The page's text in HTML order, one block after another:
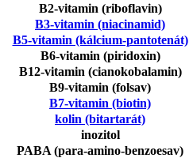
B2-vitamin (riboflavin)
B3-vitamin (niacinamid)
B5-vitamin (kálcium-pantotenát)
B6-vitamin (piridoxin)
B12-vitamin (cianokobalamin)
B9-vitamin (folsav)
B7-vitamin (biotin)
kolin (bitartarát)
inozitol
PABA (para-amino-benzoesav)